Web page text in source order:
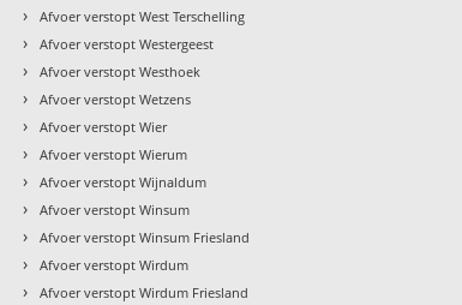
› Afvoer verstopt West Terschelling
› Afvoer verstopt Westergeest
› Afvoer verstopt Westhoek
› Afvoer verstopt Wetzens
› Afvoer verstopt Wier
› Afvoer verstopt Wierum
› Afvoer verstopt Wijnaldum
› Afvoer verstopt Winsum
› Afvoer verstopt Winsum Friesland
› Afvoer verstopt Wirdum
› Afvoer verstopt Wirdum Friesland